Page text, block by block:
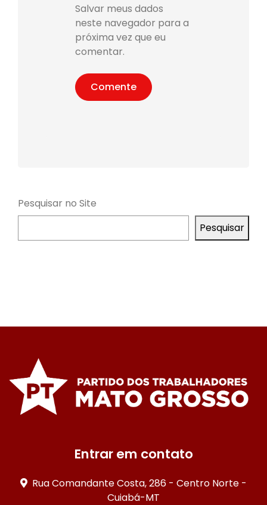
Salvar meus dados
neste navegador para a
próxima vez que eu
comentar.
Pesquisar no Site
Pesquisar
Entrar em contato
Rua Comandante Costa, 286 - Centro Norte -
Cuiabá-MT